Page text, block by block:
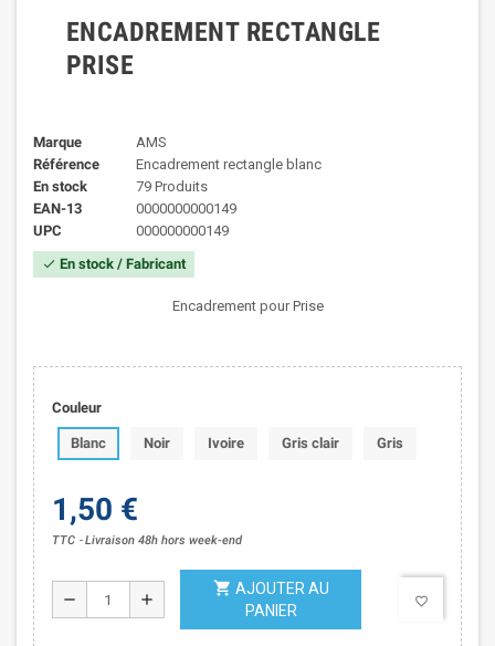
ENCADREMENT RECTANGLE
PRISE
Marque
AMS
Référence
Encadrement rectangle blanc
En stock
79 Produits
EAN-13
0000000000149
UPC
000000000149
check En stock / Fabricant
Encadrement pour Prise
Couleur
Blanc Noir Ivoire Gris clair Gris
1,50 €
TTC Livraison 48h hors week-end
remove add
shopping_cart AJOUTER AU
PANIER
favorite_border